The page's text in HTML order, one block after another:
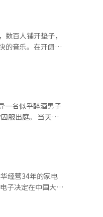
造业强者的成功
其是在工厂自动
使用的全过程。
池企业面临着确保
升，正在超越单纯
望将AI技术融入
型需求的扩大，
应用范围。 LG
湾海峡成为全球
资产。在最新的
1万亿美元市值，
支柱。尤其是
起更是戏剧性。
庞大化，内存瓶
地揭示了新的经
备。微软和亚马逊
台积电以先进的
特阿美和埃克森
市值前十。过
估为高增长产
和房地产是全球
何种地位？在AI算
韩国仍然保持着
百人铺开垫子，
的音乐。在开阔的
睛。每个角落都
和年龄在睡眠面
的那一刻，草地
他们。 “您已
。 这引发
月被逮捕起诉。
经营34年的家电
面向员工举行说